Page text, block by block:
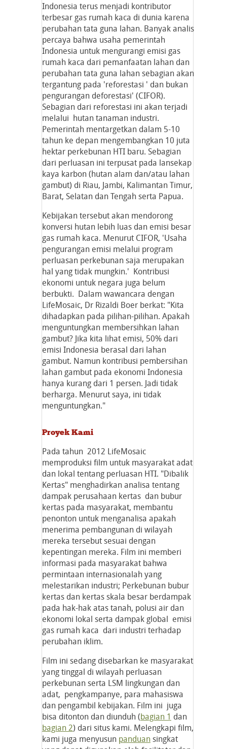
Indonesia terus menjadi kontributor
terbesar gas rumah kaca di dunia karena
perubahan tata guna lahan. Banyak analis
percaya bahwa usaha pemerintah
Indonesia untuk mengurangi emisi gas
rumah kaca dari pemanfaatan lahan dan
perubahan tata guna lahan sebagian akan
tergantung pada 'reforestasi ' dan bukan
pengurangan deforestasi' (CIFOR).
Sebagian dari reforestasi ini akan terjadi
melalui hutan tanaman industri.
Pemerintah mentargetkan dalam 5-10
tahun ke depan mengembangkan 10 juta
hektar perkebunan HTI baru. Sebagian
dari perluasan ini terpusat pada lansekap
kaya karbon (hutan alam dan/atau lahan
gambut) di Riau, Jambi, Kalimantan Timur,
Barat, Selatan dan Tengah serta Papua.
Kebijakan tersebut akan mendorong
konversi hutan lebih luas dan emisi besar
gas rumah kaca. Menurut CIFOR, 'Usaha
pengurangan emisi melalui program
perluasan perkebunan saja merupakan
hal yang tidak mungkin.' Kontribusi
ekonomi untuk negara juga belum
berbukti. Dalam wawancara dengan
LifeMosaic, Dr Rizaldi Boer berkat: "Kita
dihadapkan pada pilihan-pilihan. Apakah
menguntungkan membersihkan lahan
gambut? Jika kita lihat emisi, 50% dari
emisi Indonesia berasal dari lahan
gambut. Namun kontribusi pembersihan
lahan gambut pada ekonomi Indonesia
hanya kurang dari 1 persen. Jadi tidak
berharga. Menurut saya, ini tidak
menguntungkan."
Proyek Kami
Pada tahun 2012 LifeMosaic
memproduksi film untuk masyarakat adat
dan lokal tentang perluasan HTI. "Dibalik
Kertas" menghadirkan analisa tentang
dampak perusahaan kertas dan bubur
kertas pada masyarakat, membantu
penonton untuk menganalisa apakah
menerima pembangunan di wilayah
mereka tersebut sesuai dengan
kepentingan mereka. Film ini memberi
informasi pada masyarakat bahwa
permintaan internasionalah yang
melestarikan industri; Perkebunan bubur
kertas dan kertas skala besar berdampak
pada hak-hak atas tanah, polusi air dan
ekonomi lokal serta dampak global emisi
gas rumah kaca dari industri terhadap
perubahan iklim.
Film ini sedang disebarkan ke masyarakat
yang tinggal di wilayah perluasan
perkebunan serta LSM lingkungan dan
adat, pengkampanye, para mahasiswa
dan pengambil kebijakan. Film ini juga
bisa ditonton dan diunduh (bagian 1 dan
bagian 2) dari situs kami. Melengkapi film,
kami juga menyusun panduansingkat